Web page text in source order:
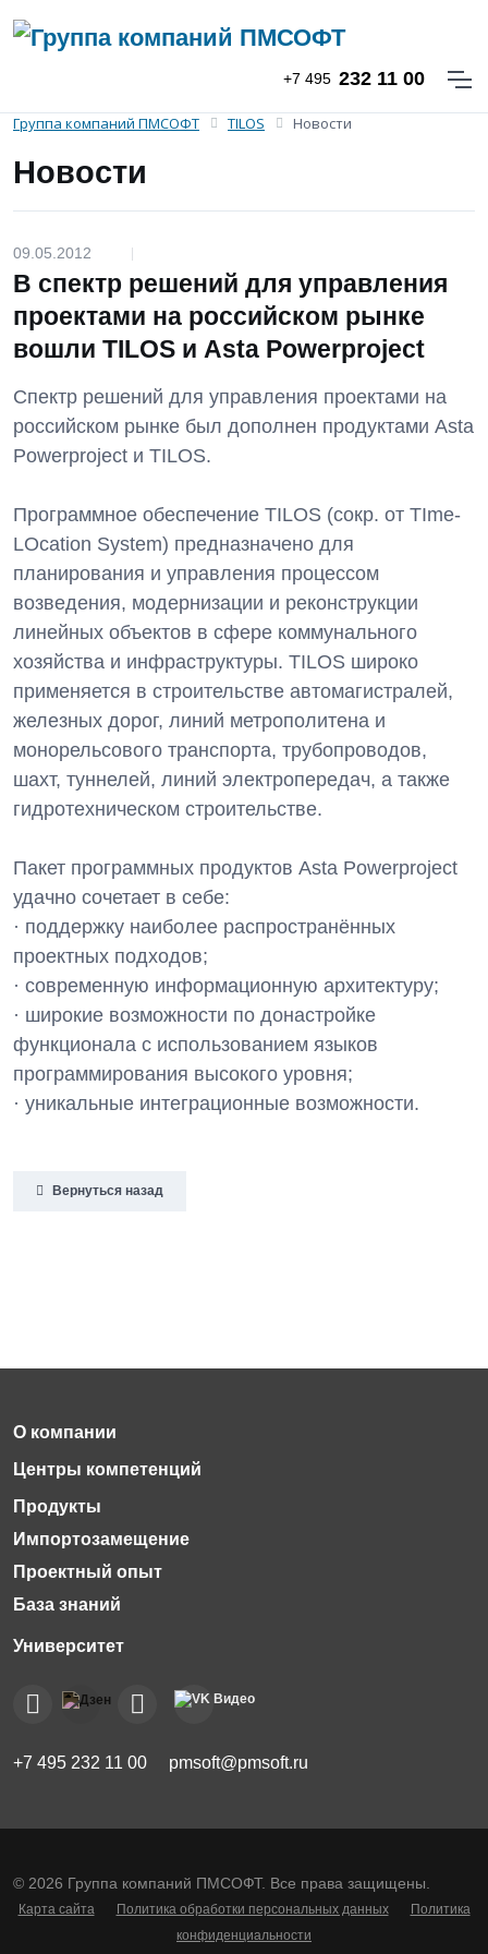
+7 495 232 11 00
Группа компаний ПМСОФТ TILOS Новости
Новости
09.05.2012 |
В спектр решений для управления
проектами на российском рынке
вошли TILOS и Asta Powerproject
Спектр решений для управления проектами на
российском рынке был дополнен продуктами Asta
Powerproject и TILOS.
Программное обеспечение TILOS (сокр. от TIme-
LOcation System) предназначено для
планирования и управления процессом
возведения, модернизации и реконструкции
линейных объектов в сфере коммунального
хозяйства и инфраструктуры. TILOS широко
применяется в строительстве автомагистралей,
железных дорог, линий метрополитена и
монорельсового транспорта, трубопроводов,
шахт, туннелей, линий электропередач, а также
гидротехническом строительстве.
Пакет программных продуктов Asta Powerproject
удачно сочетает в себе:
· поддержку наиболее распространённых
проектных подходов;
· современную информационную архитектуру;
· широкие возможности по донастройке
функционала с использованием языков
программирования высокого уровня;
· уникальные интеграционные возможности.
Вернуться назад
Импортозамещение
Проектный опыт
База знаний
+7 495 232 11 00 pmsoft@pmsoft.ru
© 2026 Группа компаний ПМСОФТ. Все права защищены.
Карта сайта Политика обработки персональных данных
Политика
конфиденциальности